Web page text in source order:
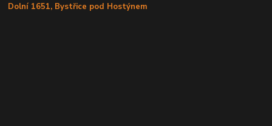
Dolní 1651, Bystřice pod Hostýnem